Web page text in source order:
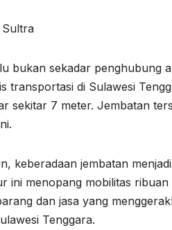
bukan sekadar penghubung
transportasi di Sulawesi
sekitar 7 meter. Jembatan
keberadaan jembatan
ini menopang mobilitas
dan jasa yang
Tenggara.